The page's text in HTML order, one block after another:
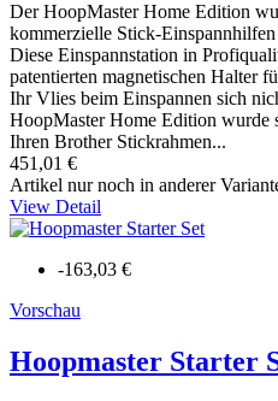
Der HoopMaster Home Edition
kommerzielle Stick-
Diese Einspannstation in
patentierten magnetischen Halter
Ihr Vlies beim Einspannen sich
HoopMaster Home Edition wurde
Ihren Brother Stickrahmen...
451,01 €
Artikel nur noch in anderer
View Detail
-163,03 €
Vorschau
Hoopmaster Starter